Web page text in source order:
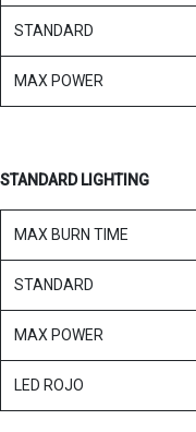
STANDARD
MAX POWER
STANDARD LIGHTING
MAX BURN TIME
STANDARD
MAX POWER
LED ROJO